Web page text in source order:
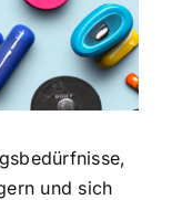
,
und sich